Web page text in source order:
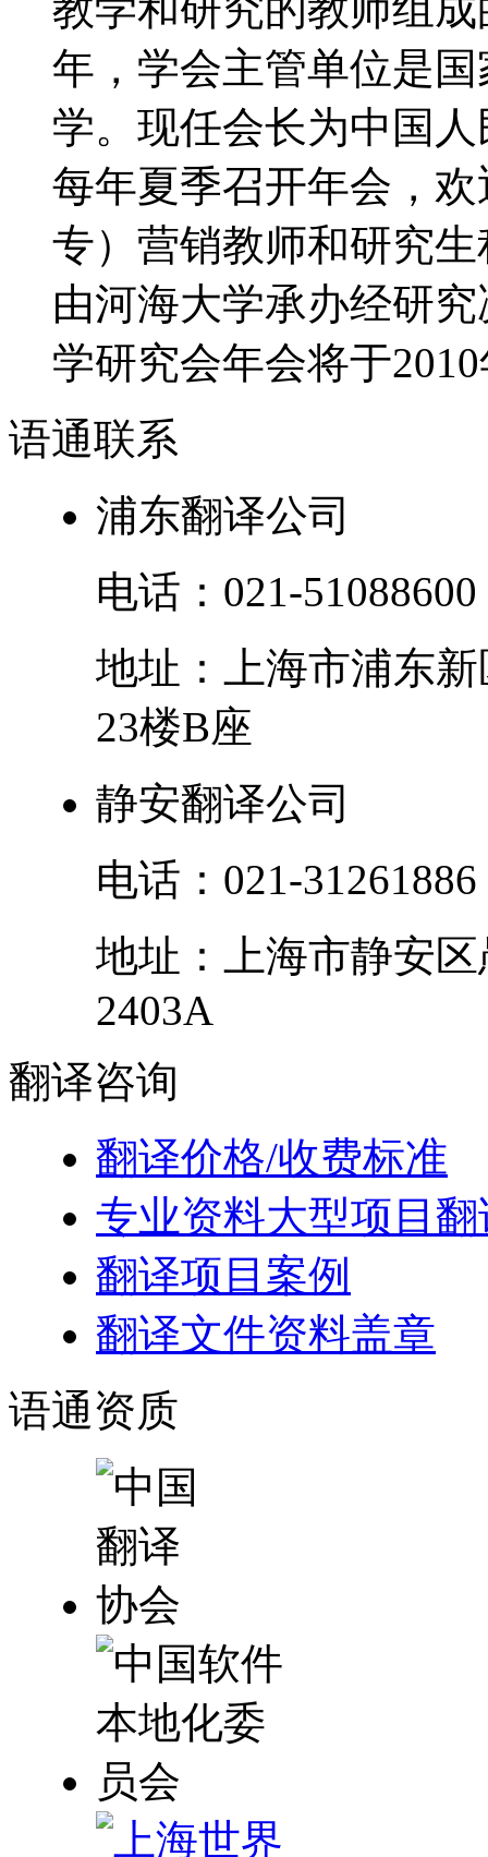
年，学会主管单位是
学。现任会长为中国
每年夏季召开年会，
专）营销教师和研究
由河海大学承办经研
学研究会年会将于
语通联系
浦东翻译公司
电话： 021-51088600
地址：
上海市浦东新
23楼B座
静安翻译公司
电话： 021-31261886
地址：
上海市静安区
2403A
翻译咨询
翻译价格/收费标准
专业资料大型项目翻
翻译项目案例
翻译文件资料盖章
语通资质